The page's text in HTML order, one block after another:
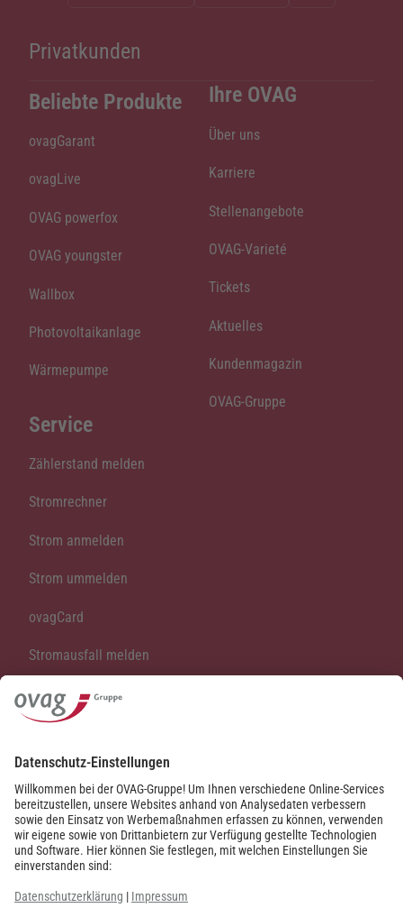
Privatkunden
Beliebte Produkte
ovagGarant
ovagLive
OVAG powerfox
OVAG youngster
Wallbox
Photovoltaikanlage
Wärmepumpe
Service
Zählerstand melden
Stromrechner
Strom anmelden
Strom ummelden
ovagCard
Stromausfall melden
Vertrag kündigen
Kontakt
Ihre OVAG
Über uns
Karriere
Stellenangebote
OVAG-Varieté
Tickets
Aktuelles
Kundenmagazin
OVAG-Gruppe